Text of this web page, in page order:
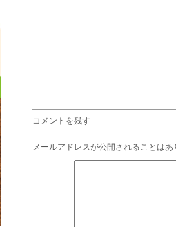
コメントを残す
メールアドレスが公開されることはあ